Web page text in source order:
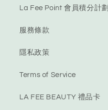
La Fee Point 會員積分計劃
服務條款
隱私政策
Terms of Service
LA FEE BEAUTY 禮品卡